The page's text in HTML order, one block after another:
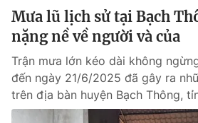
Liên hệ tòa soạn English
THỜI BÁO VTV
Mưa lũ lịch sử tại Bạch
nặng nề về người và của
Trận mưa lớn kéo dài không
đến ngày 21/6/2025 đã gây ra
trên địa bàn huyện Bạch Thông,